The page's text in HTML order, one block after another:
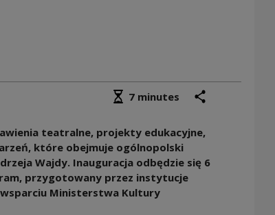
Średni czas czytania
7 minutes
teatralne, projekty edukacyjne,
które obejmuje ogólnopolski
Wajdy. Inauguracja odbędzie się 6
przygotowany przez instytucje
Ministerstwa Kultury